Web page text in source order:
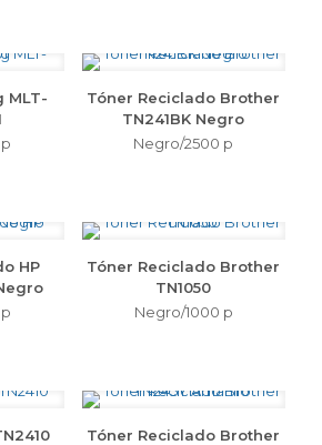
MLT-
Tóner Reciclado Brother
TN241BK Negro
Negro/2500 p
HP
Tóner Reciclado Brother
TN1050
Negro/1000 p
Tóner Reciclado Brother